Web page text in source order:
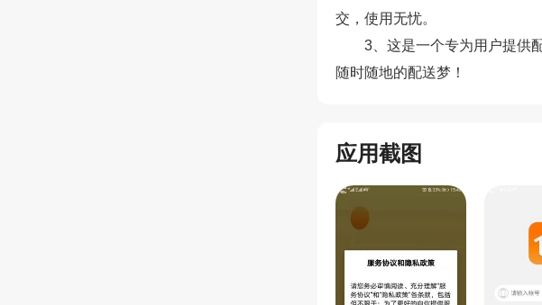
交，使用无忧。
3、这是一个专为用户提供
随时随地的配送梦！
应用截图